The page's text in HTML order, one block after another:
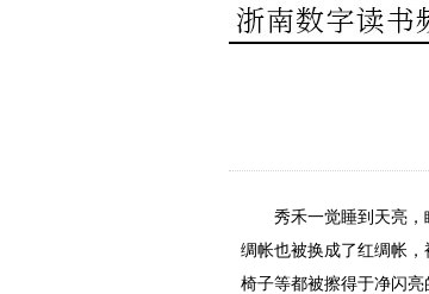
秀禾一觉睡到天亮，睁
绸帐也被换成了红绸帐
椅子等都被擦得于净闪